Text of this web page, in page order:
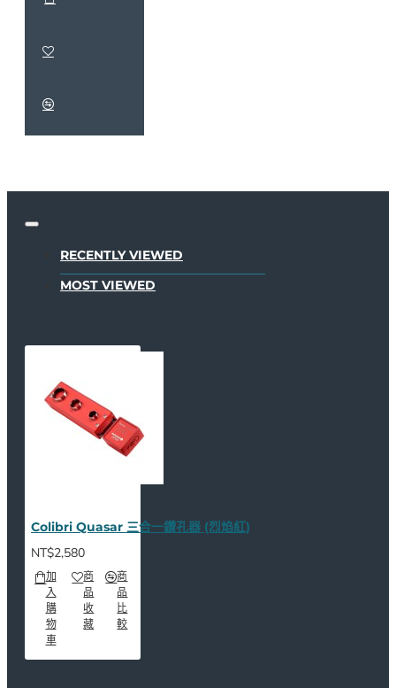
RECENTLY VIEWED
MOST VIEWED
Colibri Quasar 三合一鑽孔器 (烈焰紅)
NT$2,580
加
入
購
物
車
商
品
收
藏
商
品
比
較